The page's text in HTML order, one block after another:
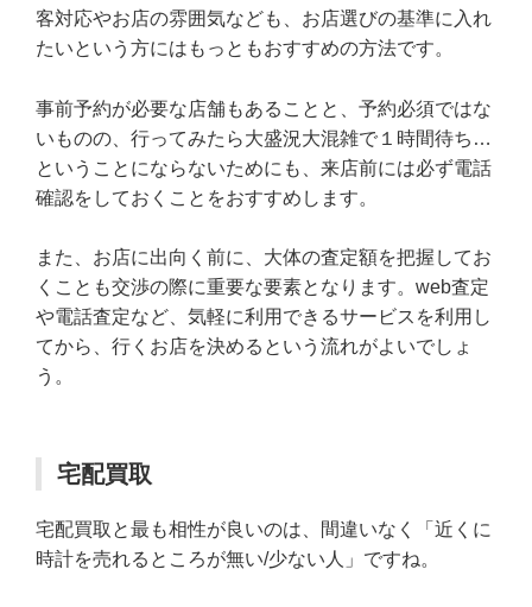
客対応やお店の雰囲気なども、お店選びの基準に入れ
たいという方にはもっともおすすめの方法です。
事前予約が必要な店舗もあることと、予約必須ではな
いものの、行ってみたら大盛況大混雑で１時間待ち…
ということにならないためにも、来店前には必ず電話
確認をしておくことをおすすめします。
また、お店に出向く前に、大体の査定額を把握してお
くことも交渉の際に重要な要素となります。web査定
や電話査定など、気軽に利用できるサービスを利用し
てから、行くお店を決めるという流れがよいでしょ
う。
宅配買取
宅配買取と最も相性が良いのは、間違いなく「近くに
時計を売れるところが無い/少ない人」ですね。